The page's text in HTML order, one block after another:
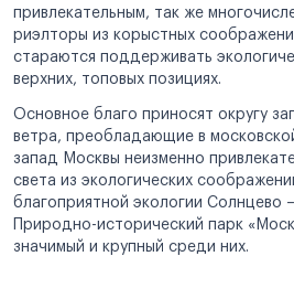
привлекательным, так же
риэлторы из корыстных
стараются поддерживать
верхних, топовых позициях.
Основное благо приносят округу
ветра, преобладающие в
запад Москвы неизменно
света из экологических
благоприятной экологии Солнцево
Природно-исторический парк
значимый и крупный среди них.